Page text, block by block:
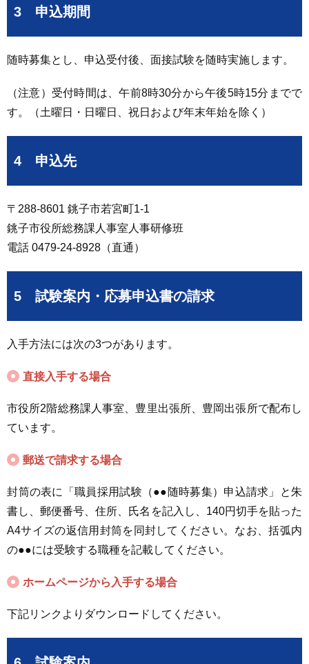
3 申込期間
随時募集とし、申込受付後、面接試験を随時実施します。
（注意）受付時間は、午前8時30分から午後5時15分までで
す。（土曜日・日曜日、祝日および年末年始を除く）
4 申込先
〒288-8601 銚子市若宮町1-1
銚子市役所総務課人事室人事研修班
電話 0479-24-8928（直通）
5 試験案内・応募申込書の請求
入手方法には次の3つがあります。
直接入手する場合
市役所2階総務課人事室、豊里出張所、豊岡出張所で配布し
ています。
郵送で請求する場合
封筒の表に「職員採用試験（●●随時募集）申込請求」と朱
書し、郵便番号、住所、氏名を記入し、140円切手を貼った
A4サイズの返信用封筒を同封してください。なお、括弧内
の●●には受験する職種を記載してください。
ホームページから入手する場合
下記リンクよりダウンロードしてください。